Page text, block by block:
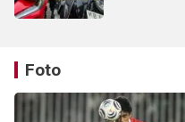
Foto